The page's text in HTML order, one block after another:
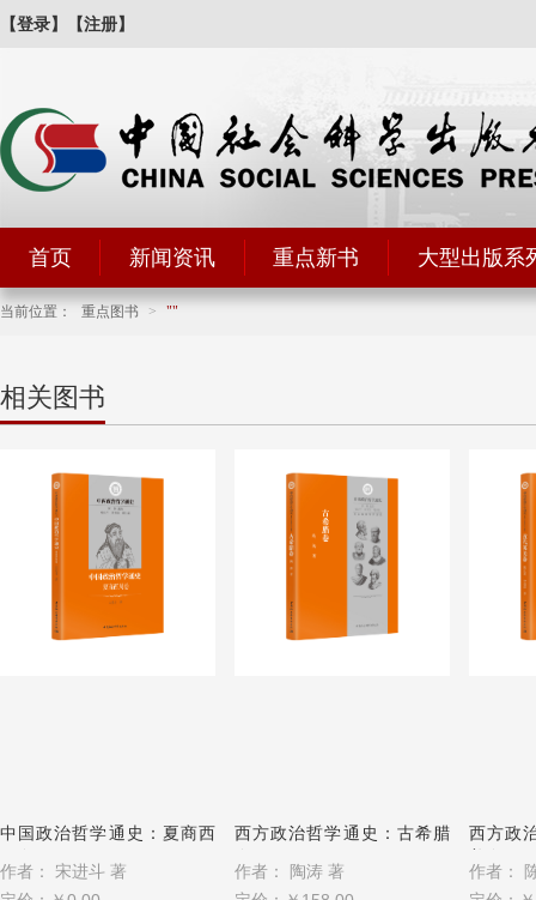
【登录】 【注册】
首页 新闻资讯 重点新书 大型出版系
当前位置： 重点图书 >
相关图书
中国政治哲学通史：夏商西
作者：
宋进斗 著
西方政治哲学通史：古希腊
作者：
陶涛 著
西方政
作者：